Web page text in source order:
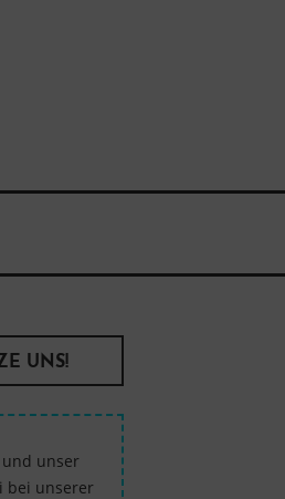
UNS!
unser
bei unserer